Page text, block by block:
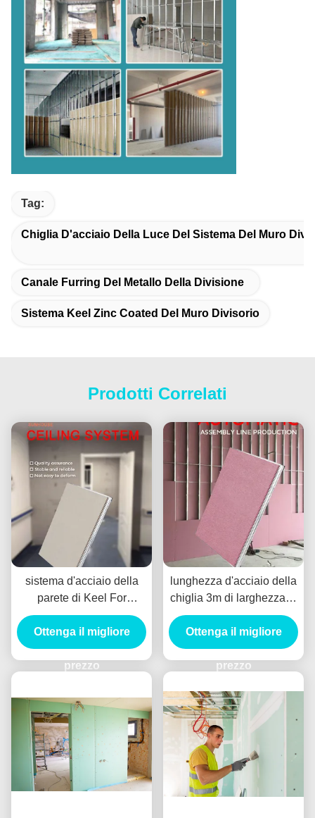
Tag:
Chiglia D'acciaio Della Luce Del Sistema Del Muro
Canale Furring Del Metallo Della Divisione
Sistema Keel Zinc Coated Del Muro Divisorio
Prodotti Correlati
sistema d'acciaio della
parete di Keel For
Gypsum Board Partition
della luce di larghezza di
50mm
Ottenga il migliore
prezzo
lunghezza d'acciaio della
chiglia 3m di larghezza di
150mm del muro divisorio
della luce resistente al
fuoco del sistema
Ottenga il migliore
prezzo